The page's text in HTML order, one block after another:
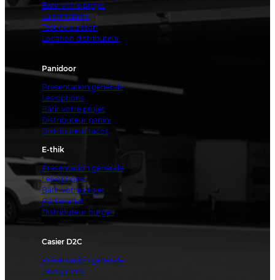
Bâtir votre projet
La rentabilité
Test de cuisson
Location distributeur
Panidoor
Présentation générale
Les options
Bâtir votre projet
Distributeur panini
Distributeur tacos
E-thik
Présentation générale
Les options
Bâtir votre projet
Partenariat
Distributeur burger
Casier D2C
Présentation générale
Les options